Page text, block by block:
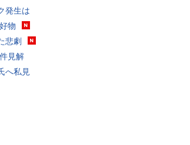
発生は
物
悲劇
見解
へ私見